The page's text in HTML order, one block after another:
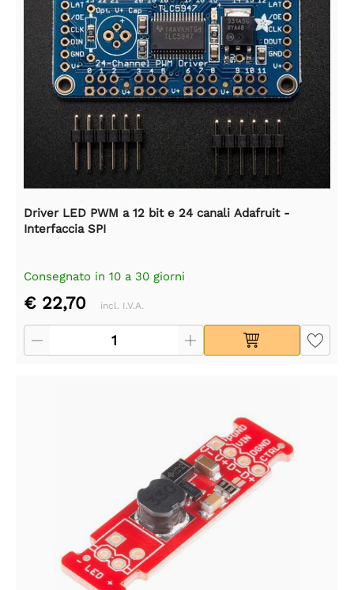
Driver LED PWM a 12 bit e 24 canali Adafruit -
Interfaccia SPI
Consegnato in 10 a 30 giorni
€ 22,70 incl. I.V.A.